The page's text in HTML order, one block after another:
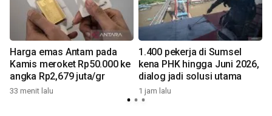
Harga emas Antam pada
Kamis meroket Rp50.000 ke
angka Rp2,679 juta/gr
33 menit lalu
1.400 pekerja di Sumsel
kena PHK hingga Juni 2026,
dialog jadi solusi utama
1 jam lalu